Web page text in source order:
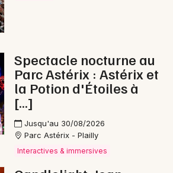
Spectacle nocturne au
Parc Astérix : Astérix et
la Potion d'Étoiles à
[…]
Jusqu'au 30/08/2026
Parc Astérix - Plailly
Interactives & immersives